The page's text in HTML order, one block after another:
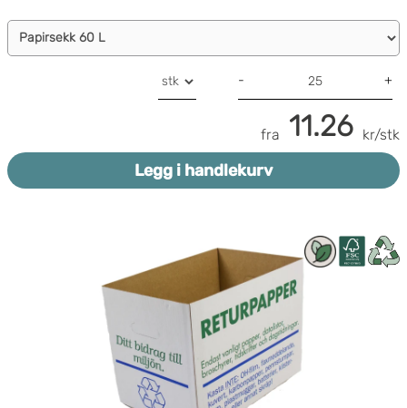
- +
fra 11.26 kr/stk
Legg i handlekurv